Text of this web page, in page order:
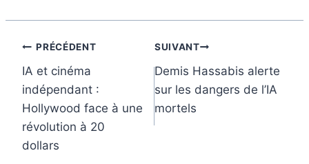
k
s
t
n
Navigation
de
l’article
PRÉCÉDENT
IA et cinéma
indépendant :
Hollywood face à une
révolution à 20
dollars
SUIVANT
Demis Hassabis alerte
sur les dangers de l’IA
mortels